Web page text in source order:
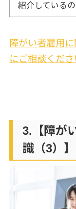
紹介している
障がい者雇用
にご相談くださ
3.【障が
識（3）